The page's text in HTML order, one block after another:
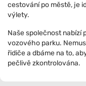
cestování po městě, je
výlety.
Naše společnost nabízí
vozového parku.
řidiče a dbáme na to,
pečlivě zkontrolována.